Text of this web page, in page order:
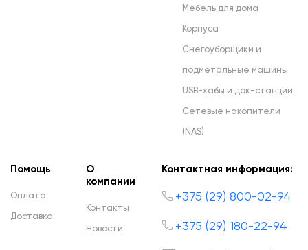
Мебель для дома
Корпуса
Снегоуборщики и
подметальные машины
USB-хабы и док-станции
Сетевые накопители
(NAS)
Помощь
Оплата
Доставка
О
компании
Контакты
Новости
Контактная информация:
+375 (29) 800-02-94
+375 (29) 180-22-94